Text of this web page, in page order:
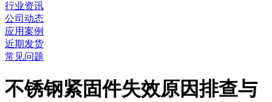
行业资讯
公司动态
应用案例
近期发货
常见问题
不锈钢紧固件失效原因排查与